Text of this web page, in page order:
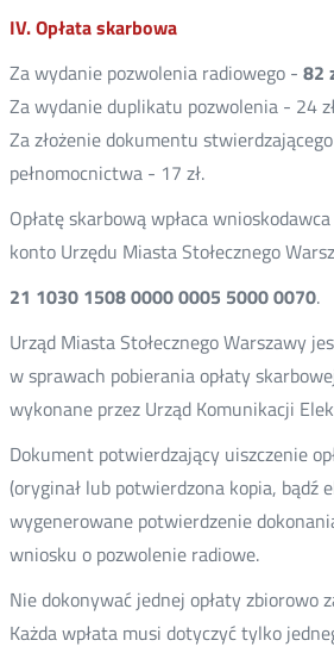
IV. Opłata skarbowa
Za wydanie pozwolenia radiowego - 82
Za wydanie duplikatu pozwolenia - 24
Za złożenie dokumentu
pełnomocnictwa - 17 zł.
Opłatę skarbową wpłaca
konto Urzędu Miasta Stołecznego
21 1030 1508 0000 0005 5000 0070.
Urząd Miasta Stołecznego Warszawy
w sprawach pobierania opłaty
wykonane przez Urząd Komunikacji
Dokument potwierdzający uiszczenie
(oryginał lub potwierdzona kopia, bądź
wygenerowane potwierdzenie
wniosku o pozwolenie radiowe.
Nie dokonywać jednej opłaty zbiorowo
Każda wpłata musi dotyczyć tylko